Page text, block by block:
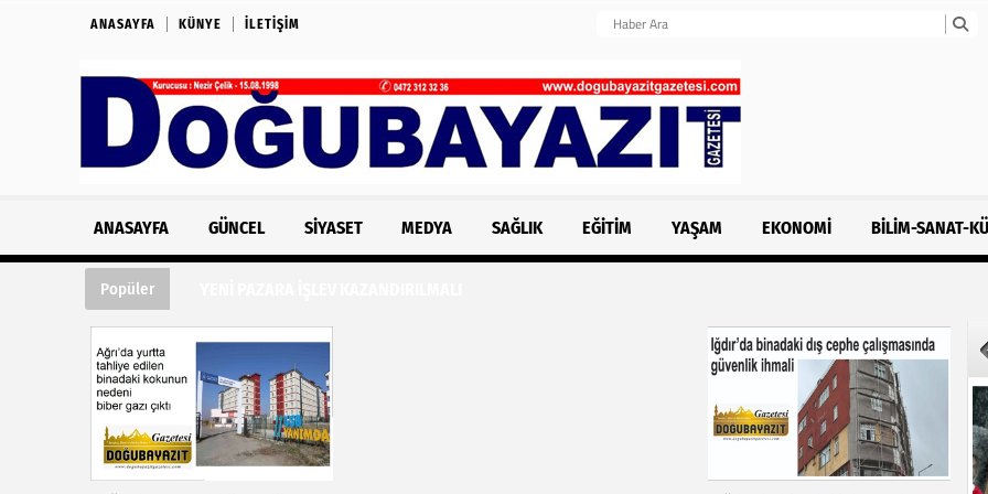
ANASAYFA KÜNYE İLETIŞIM
ANASAYFA GÜNCEL SIYASET MEDYA SAĞLIK EĞITIM YAŞAM EKONOMI BILIM-SANAT-
Popüler